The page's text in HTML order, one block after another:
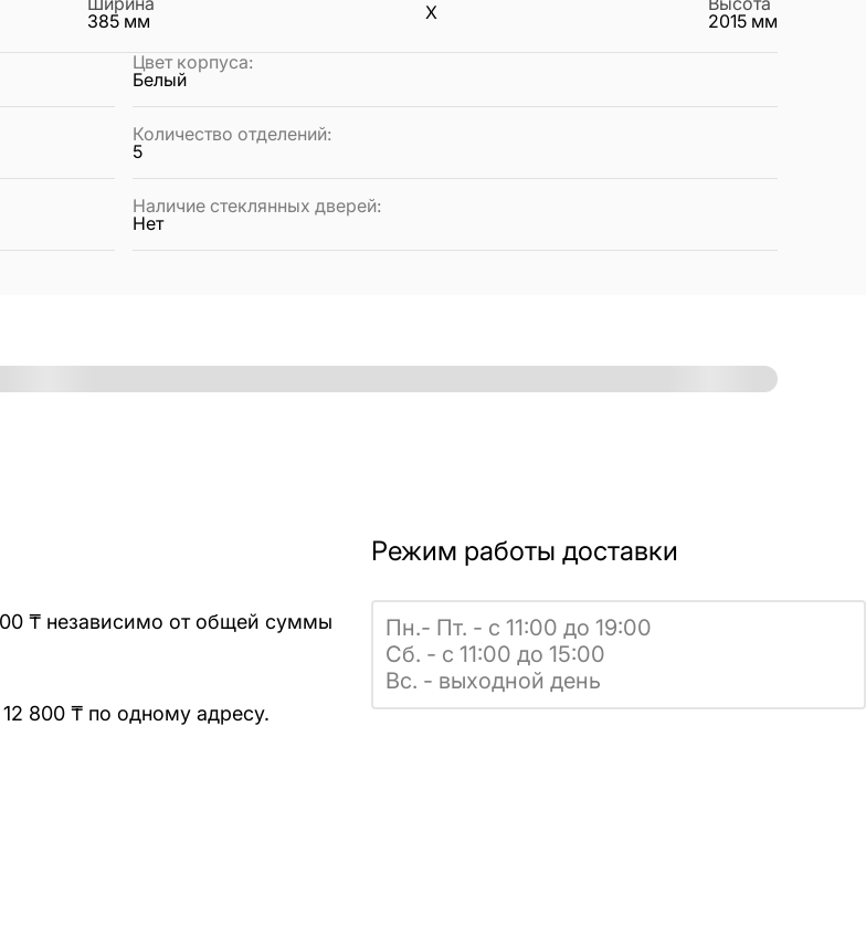
385 мм X
2015 мм
Цвет корпуса:
Белый
Количество отделений:
5
Наличие стеклянных дверей:
Нет
₸ независимо от общей суммы
800 ₸ по одному адресу.
Режим работы доставки
Пн.- Пт. - с 11:00 до 19:00
Сб. - с 11:00 до 15:00
Вс. - выходной день